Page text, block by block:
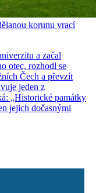
korunu vrací
a začal
otec, rozhodl se
Čech a převzít
jeden z
„Historické památky
jejich dočasnými